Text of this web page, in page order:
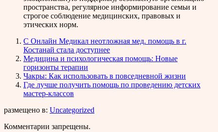
пространства, регулярное информирование семьи и
строгое соблюдение медицинских, правовых и
этических норм.
С Онлайн Медикал неотложная мед. помощь в г.
Костанай стала доступнее
Медицина и психологическая помощь: Новые
горизонты терапии
Чакры: Как использовать в повседневной жизни
Где лучше получить помощь по проведению детских
мастер-классов
размещено в: Uncategorized
Комментарии запрещены.